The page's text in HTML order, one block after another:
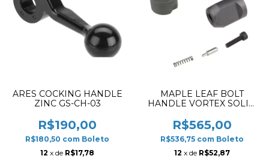
ARES COCKING HANDLE
ZINC GS-CH-03
R$190,00
R$180,50 com Boleto
12 x de R$17,78
MAPLE LEAF BOLT
HANDLE VORTEX SOLID
RIGHT HAND VSR-10
R$565,00
R$536,75 com Boleto
12 x de R$52,87